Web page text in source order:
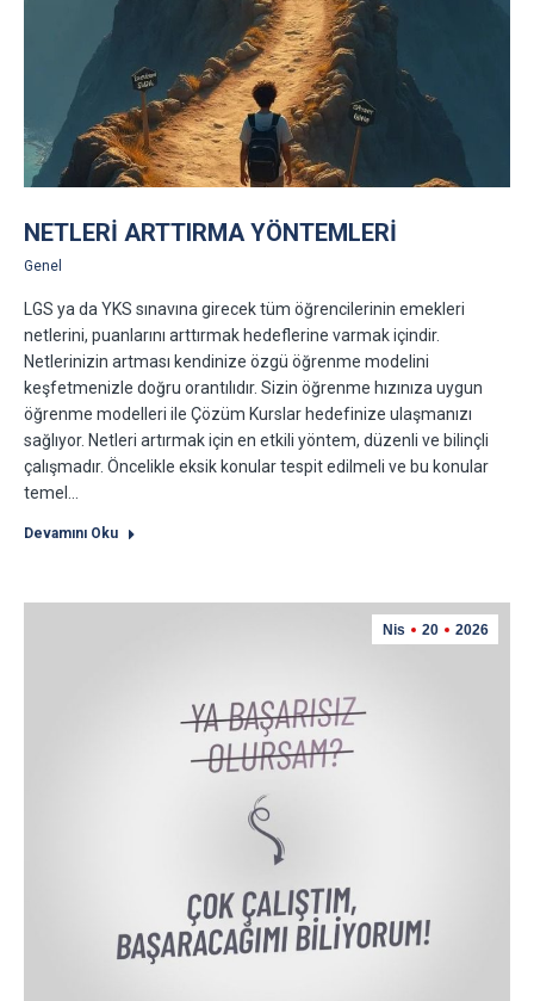
NETLERI ARTTIRMA YÖNTEMLERI
Genel
LGS ya da YKS sınavına girecek tüm öğrencilerinin emekleri
netlerini, puanlarını arttırmak hedeflerine varmak içindir.
Netlerinizin artması kendinize özgü öğrenme modelini
keşfetmenizle doğru orantılıdır. Sizin öğrenme hızınıza uygun
öğrenme modelleri ile Çözüm Kurslar hedefinize ulaşmanızı
sağlıyor. Netleri artırmak için en etkili yöntem, düzenli ve bilinçli
çalışmadır. Öncelikle eksik konular tespit edilmeli ve bu konular
temel…
Devamını Oku
Nis 20 2026